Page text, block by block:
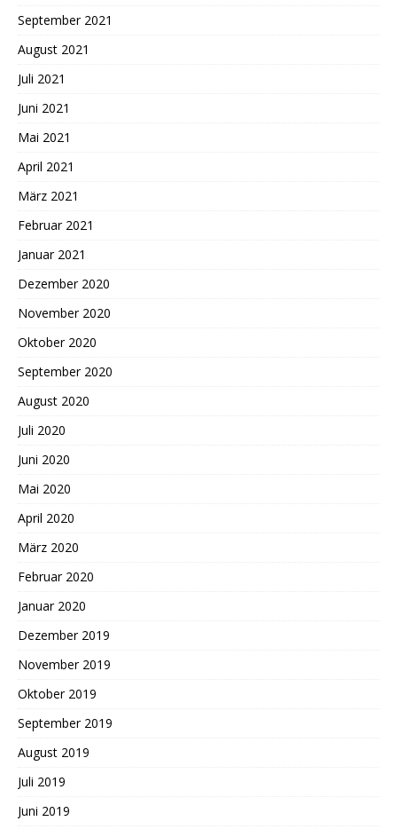
September 2021
August 2021
Juli 2021
Juni 2021
Mai 2021
April 2021
März 2021
Februar 2021
Januar 2021
Dezember 2020
November 2020
Oktober 2020
September 2020
August 2020
Juli 2020
Juni 2020
Mai 2020
April 2020
März 2020
Februar 2020
Januar 2020
Dezember 2019
November 2019
Oktober 2019
September 2019
August 2019
Juli 2019
Juni 2019